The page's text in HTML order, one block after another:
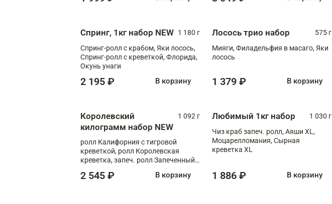
Спринг, 1кг набор NEW 1 180 г
Спринг-ролл с крабом, Яки лосось,
Спринг-ролл с креветкой, Флорида,
Окунь унаги
2 195 ₽ В корзину
Лосось трио набор
575 г
Мияги, Филадельфия в масаго, Яки
лосось
1 379 ₽ В корзину
Королевский
килограмм набор NEW
1 092 г
ролл Калифорния с тигровой
креветкой, ролл Королевская
креветка, запеч. ролл Запеченный
XL, запеч. ролл Крабик Хот
2 545 ₽ В корзину
Любимый 1кг набор
1 030 г
Чиз краб запеч. ролл, Аяши XL,
Моцарелломания, Сырная
креветка XL
1 886 ₽ В корзину